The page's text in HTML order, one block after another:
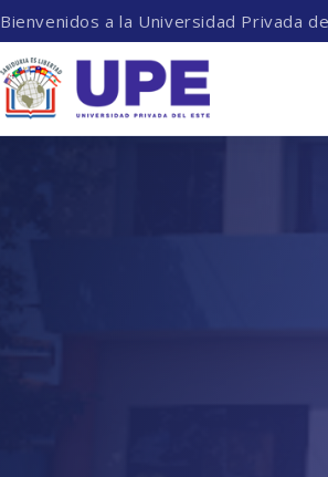
Bienvenidos a la Universidad Privada